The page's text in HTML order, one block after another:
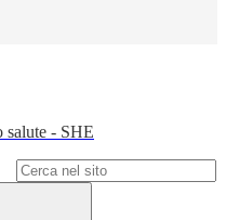
salute - SHE